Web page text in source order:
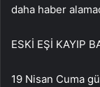
daha haber
ESKİ EŞİ KAYIP
19 Nisan Cuma